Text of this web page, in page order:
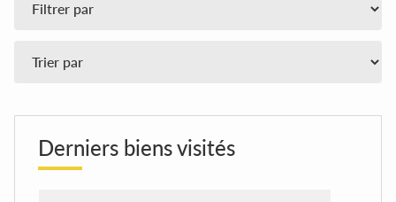
Derniers biens visités